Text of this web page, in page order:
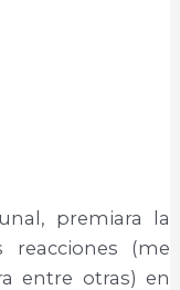
premiara la
(me
entre otras) en